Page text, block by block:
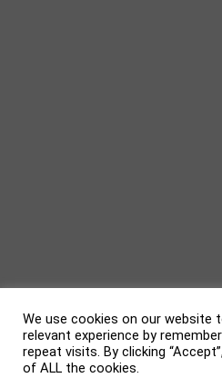
We use cookies on our website
relevant experience by
repeat visits. By clicking
of ALL the cookies.